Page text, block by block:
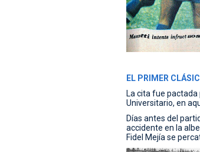
EL PRIMER
La cita fue pactada
Universitario, en
Días antes del
accidente en la
Fidel Mejía se